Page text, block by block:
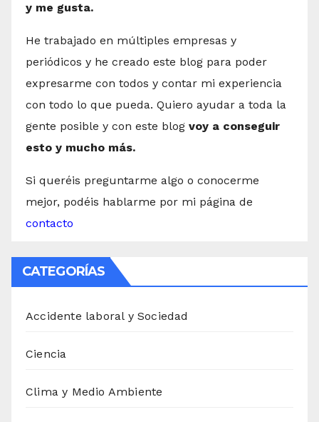
y me gusta.
He trabajado en múltiples empresas y
periódicos y he creado este blog para poder
expresarme con todos y contar mi experiencia
con todo lo que pueda. Quiero ayudar a toda la
gente posible y con este blog voy a conseguir
esto y mucho más.
Si queréis preguntarme algo o conocerme
mejor, podéis hablarme por mi página de
contacto
CATEGORÍAS
Accidente laboral y Sociedad
Ciencia
Clima y Medio Ambiente